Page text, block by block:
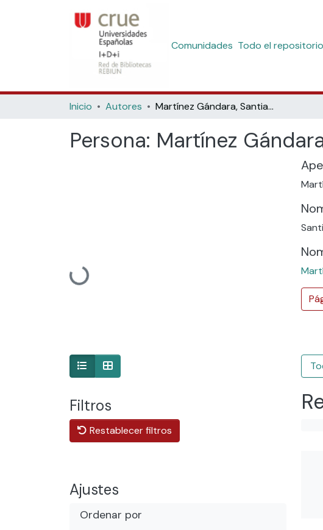
Comunidades Todo el repositorio
Inicio Autores Martínez Gándara, Santiago
Persona: Martínez
Cargando...
Filtros
Restablecer filtros
Ajustes
Ordenar por